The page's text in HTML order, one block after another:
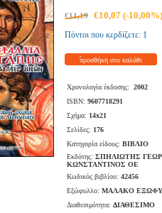
€11,19 €10,07 (-10,00%)
Πόντοι που κερδίζετε: 1
προσθήκη στο καλάθι
Χρονολογία έκδοσης:
2002
ISBN: 9607718291
Σχήμα: 14x21
Σελίδες: 176
Κατηγορία είδους: ΒΙΒΛΙΟ
Εκδότης: ΣΠΗΛΙΩΤΗΣ
ΚΩΝΣΤΑΝΤΙΝΟΣ ΟΕ
Κωδικός βιβλίου: 42456
Εξώφυλλο: ΜΑΛΑΚΟ
Διαθεσιμότητα: ΔΙΑΘΕΣΙΜΟ